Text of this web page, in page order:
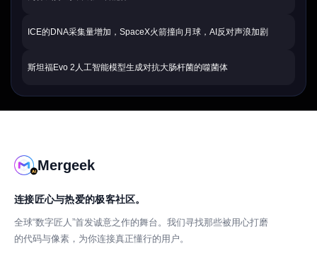
ICE的DNA采集量增加，SpaceX火箭撞向月球，AI反对声浪加剧
斯坦福Evo 2人工智能模型生成对抗大肠杆菌的噬菌体
Mergeek
连接匠心与热爱的极客社区。
全球“数字匠人”首发诚意之作的舞台。我们寻找那些被用心打磨
的代码与像素，为你连接真正懂行的用户。